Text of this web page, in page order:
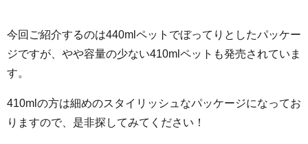
今回ご紹介するのは440mlペットでぼってりとしたパッケー
ジですが、やや容量の少ない410mlペットも発売されていま
す。
410mlの方は細めのスタイリッシュなパッケージになってお
りますので、是非探してみてください！